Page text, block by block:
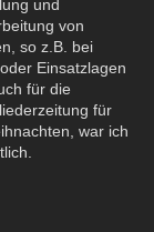
und
von
so z.B. bei
Einsatzlagen
für die
für
war ich